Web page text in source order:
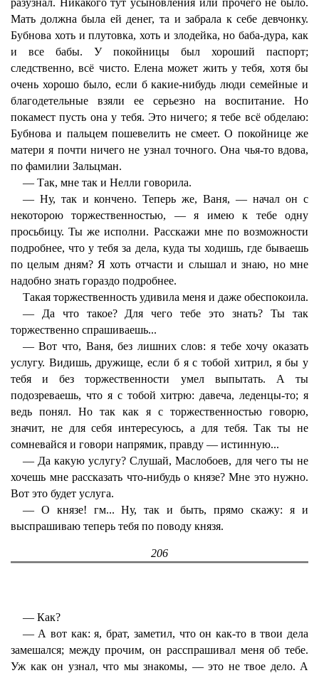
Мать должна была ей денег, та и забрала к себе девчонку.
Бубнова хоть и плутовка, хоть и злодейка, но баба-дура, как
и все бабы. У покойницы был хороший паспорт;
следственно, всё чисто. Елена может жить у тебя, хотя бы
очень хорошо было, если б какие-нибудь люди семейные и
благодетельные взяли ее серьезно на воспитание. Но
покамест пусть она у тебя. Это ничего; я тебе всё обделаю:
Бубнова и пальцем пошевелить не смеет. О покойнице же
матери я почти ничего не узнал точного. Она чья-то вдова,
по фамилии Зальцман.
— Так, мне так и Нелли говорила.
— Ну, так и кончено. Теперь же, Ваня, — начал он с
некоторою торжественностью, — я имею к тебе одну
просьбицу. Ты же исполни. Расскажи мне по возможности
подробнее, что у тебя за дела, куда ты ходишь, где бываешь
по целым дням? Я хоть отчасти и слышал и знаю, но мне
надобно знать гораздо подробнее.
Такая торжественность удивила меня и даже обеспокоила.
— Да что такое? Для чего тебе это знать? Ты так
торжественно спрашиваешь...
— Вот что, Ваня, без лишних слов: я тебе хочу оказать
услугу. Видишь, дружище, если б я с тобой хитрил, я бы у
тебя и без торжественности умел выпытать. А ты
подозреваешь, что я с тобой хитрю: давеча, леденцы-то; я
ведь понял. Но так как я с торжественностью говорю,
значит, не для себя интересуюсь, а для тебя. Так ты не
сомневайся и говори напрямик, правду — истинную...
— Да какую услугу? Слушай, Маслобоев, для чего ты не
хочешь мне рассказать что-нибудь о князе? Мне это нужно.
Вот это будет услуга.
— О князе! гм... Ну, так и быть, прямо скажу: я и
выспрашиваю теперь тебя по поводу князя.
206
— Как?
— А вот как: я, брат, заметил, что он как-то в твои дела
замешался; между прочим, он расспрашивал меня об тебе.
Уж как он узнал, что мы знакомы, — это не твое дело. А